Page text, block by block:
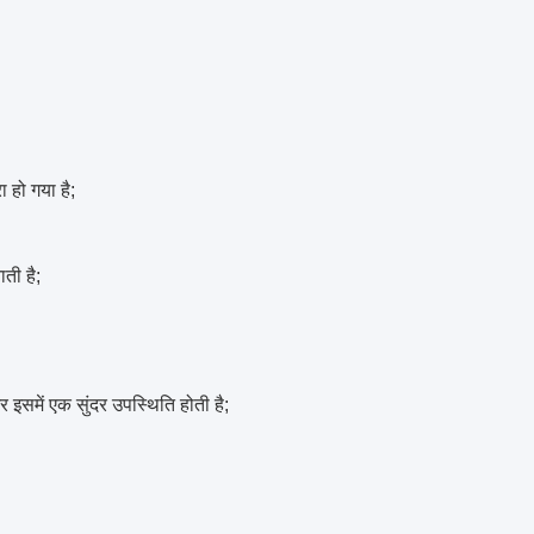
गया है;
है;
इसमें एक सुंदर उपस्थिति होती है;